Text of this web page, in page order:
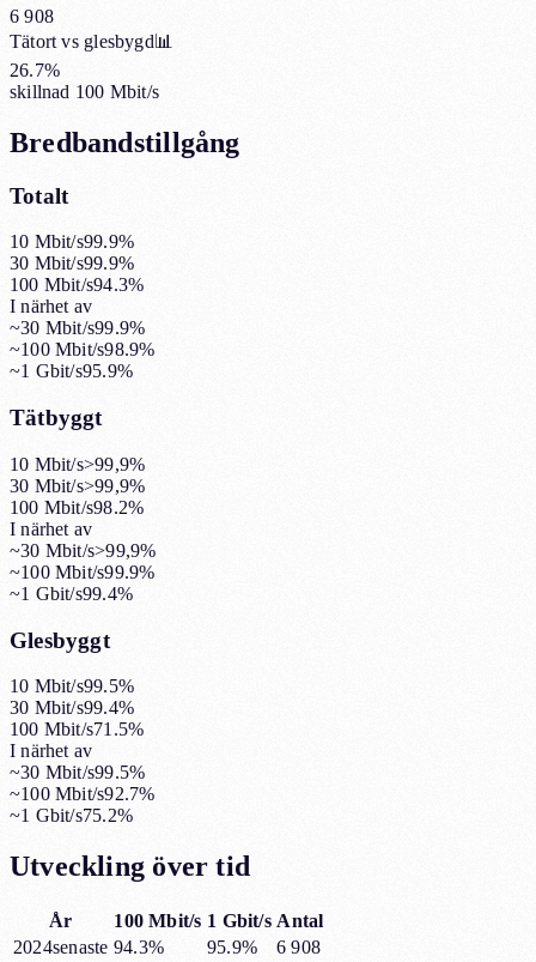
6 908
Tätort vs glesbygd 📊
26.7%
skillnad 100 Mbit/s
Bredbandstillgång
Totalt
10 Mbit/s99.9%
30 Mbit/s99.9%
100 Mbit/s94.3%
I närhet av
~30 Mbit/s99.9%
~100 Mbit/s98.9%
~1 Gbit/s95.9%
Tätbyggt
10 Mbit/s>99,9%
30 Mbit/s>99,9%
100 Mbit/s98.2%
I närhet av
~30 Mbit/s>99,9%
~100 Mbit/s99.9%
~1 Gbit/s99.4%
Glesbyggt
10 Mbit/s99.5%
30 Mbit/s99.4%
100 Mbit/s71.5%
I närhet av
~30 Mbit/s99.5%
~100 Mbit/s92.7%
~1 Gbit/s75.2%
Utveckling över tid
År 100 Mbit/s 1 Gbit/s Antal
2024senaste 94.3% 95.9%
6 908